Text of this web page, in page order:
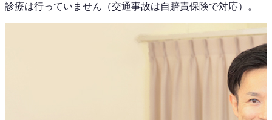
診療は行っていません（交通事故は自賠責保険で対応）。